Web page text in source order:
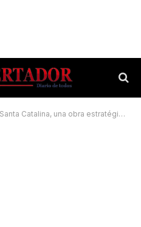
una obra estratégica para el desarrollo